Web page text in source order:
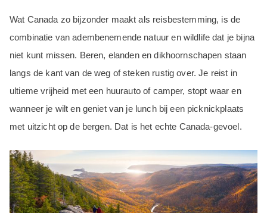
Wat Canada zo bijzonder maakt als reisbestemming, is de
combinatie van adembenemende natuur en wildlife dat je bijna
niet kunt missen. Beren, elanden en dikhoornschapen staan
langs de kant van de weg of steken rustig over. Je reist in
ultieme vrijheid met een huurauto of camper, stopt waar en
wanneer je wilt en geniet van je lunch bij een picknickplaats
met uitzicht op de bergen. Dat is het echte Canada-gevoel.